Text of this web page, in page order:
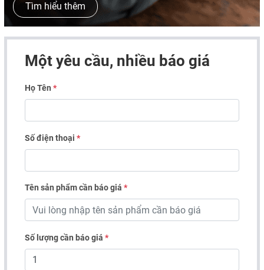
Tìm hiểu thêm
Một yêu cầu, nhiều báo giá
Họ Tên *
Số điện thoại *
Tên sản phẩm cần báo giá *
Số lượng cần báo giá *